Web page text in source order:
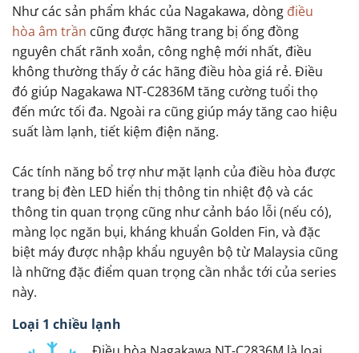
Như các sản phẩm khác của Nagakawa, dòng điều
hòa âm trần cũng được hãng trang bị ống đồng
nguyên chất rãnh xoắn, công nghệ mới nhất, điều
không thường thấy ở các hãng điều hòa giá rẻ. Điều
đó giúp Nagakawa NT-C2836M tăng cường tuổi thọ
đến mức tối đa. Ngoài ra cũng giúp máy tăng cao hiệu
suất làm lạnh, tiết kiệm điện năng.
Các tính năng bổ trợ như mặt lạnh của điều hòa được
trang bị đèn LED hiển thị thông tin nhiệt độ và các
thông tin quan trọng cũng như cảnh báo lỗi (nếu có),
màng lọc ngăn bụi, kháng khuẩn Golden Fin, và đặc
biệt máy được nhập khẩu nguyên bộ từ Malaysia cũng
là những đặc điểm quan trọng cần nhắc tới của series
này.
Loại 1 chiều lạnh